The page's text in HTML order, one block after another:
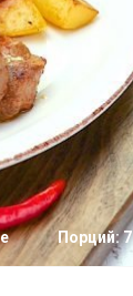
Порций: 7